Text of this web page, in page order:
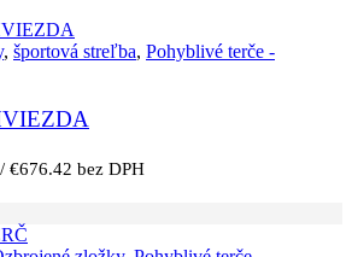
, športová streľba, Pohyblivé terče -
€676.42 bez DPH